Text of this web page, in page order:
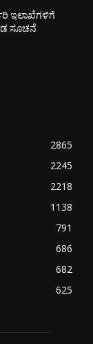
ಇಲಾಖೆಗಳಿಗೆ
ಸೂಚನೆ
2865
2245
2218
1138
791
686
682
625